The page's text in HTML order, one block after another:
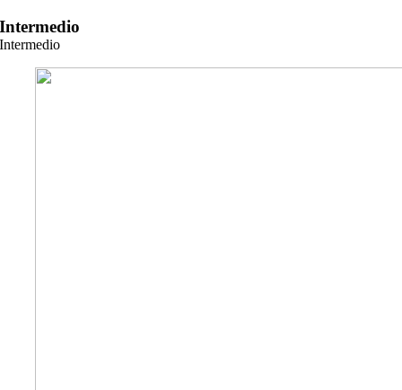
Zum
Inhalt
Intermedio
Intermedio